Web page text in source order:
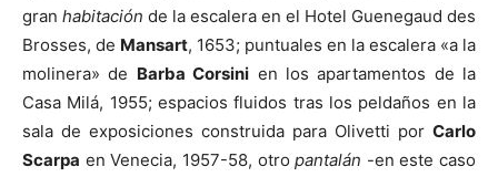
gran habitación de la escalera en el Hotel Guenegaud des
Brosses, de Mansart, 1653; puntuales en la escalera «a la
molinera» de Barba Corsini en los apartamentos de la
Casa Milá, 1955; espacios fluidos tras los peldaños en la
sala de exposiciones construida para Olivetti por Carlo
Scarpa en Venecia, 1957-58, otropantalán -en este caso